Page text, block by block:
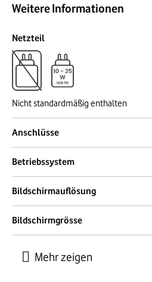
Weitere Informationen
Netzteil
Nicht standardmäßig enthalten
Anschlüsse
Betriebssystem
Bildschirmauflösung
Bildschirmgrösse